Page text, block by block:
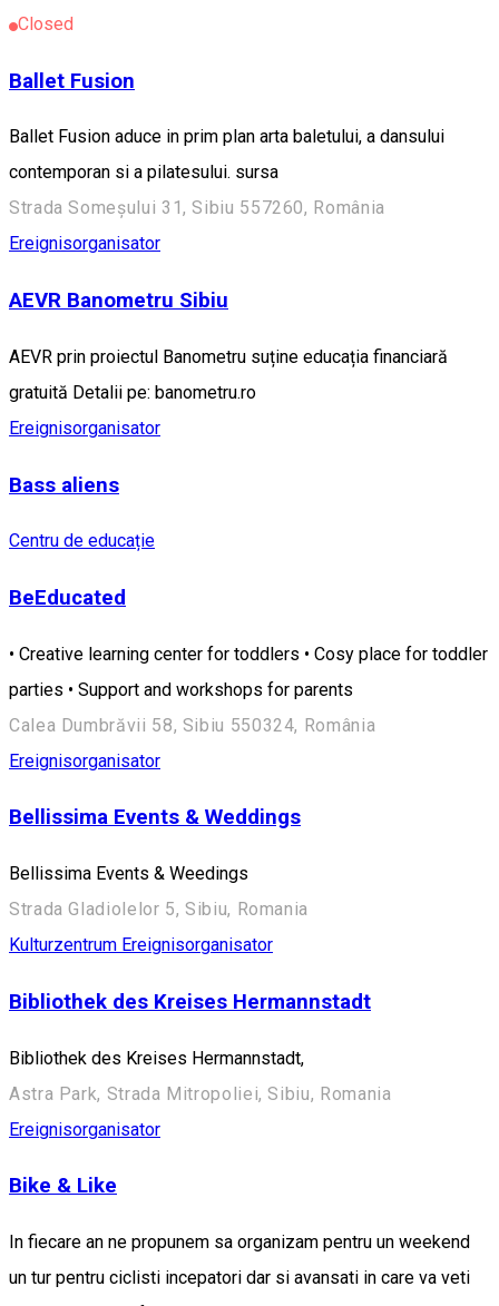
Closed
Ballet Fusion
Ballet Fusion aduce in prim plan arta baletului, a dansului
contemporan si a pilatesului. sursa
Strada Someșului 31, Sibiu 557260, România
Ereignisorganisator
AEVR Banometru Sibiu
AEVR prin proiectul Banometru suține educația financiară
gratuită Detalii pe: banometru.ro
Ereignisorganisator
Bass aliens
Centru de educație
BeEducated
• Creative learning center for toddlers • Cosy place for toddler
parties • Support and workshops for parents
Calea Dumbrăvii 58, Sibiu 550324, România
Ereignisorganisator
Bellissima Events & Weddings
Bellissima Events & Weedings
Strada Gladiolelor 5, Sibiu, Romania
Kulturzentrum Ereignisorganisator
Bibliothek des Kreises Hermannstadt
Bibliothek des Kreises Hermannstadt,
Astra Park, Strada Mitropoliei, Sibiu, Romania
Ereignisorganisator
Bike & Like
In fiecare an ne propunem sa organizam pentru un weekend
un tur pentru ciclisti incepatori dar si avansati in care va veti